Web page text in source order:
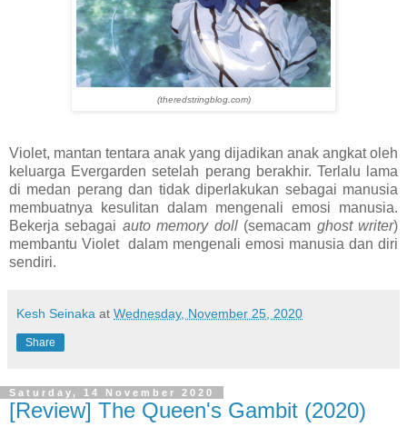
(theredstringblog.com)
Violet, mantan tentara anak yang dijadikan anak angkat oleh
keluarga Evergarden setelah perang berakhir. Terlalu lama
di medan perang dan tidak diperlakukan sebagai manusia
membuatnya kesulitan dalam mengenali emosi manusia.
Bekerja sebagai auto memory doll(semacam ghost writer)
membantu Violet dalam mengenali emosi manusia dan diri
sendiri.
Kesh Seinaka at Wednesday, November 25, 2020
Share
Saturday, 14 November 2020
[Review] The Queen's Gambit (2020)